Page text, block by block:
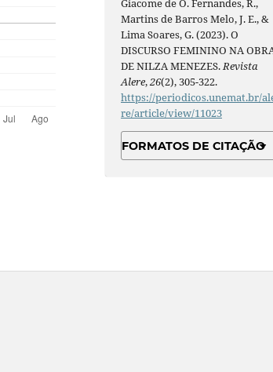
Giacome de O. Fernandes, R.,
Martins de Barros Melo, J. E., &
Lima Soares, G. (2023). O
DISCURSO FEMININO NA
DE NILZA MENEZES.Revista
Alere,26(2), 305-322.
https://periodicos.unemat.br/
re/article/view/11023
FORMATOS DE CITAÇÃO